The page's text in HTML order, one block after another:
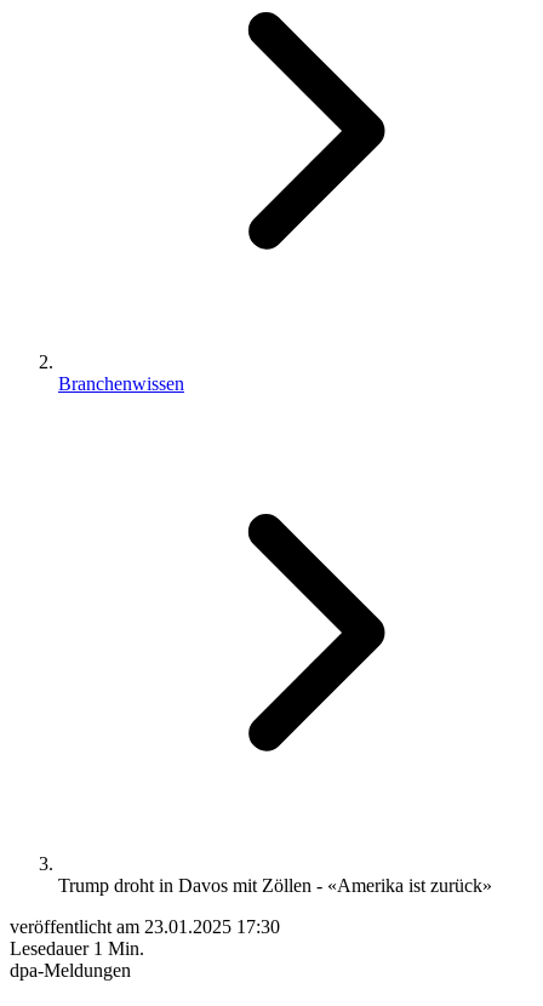
Branchenwissen
Trump droht in Davos mit Zöllen - «Amerika ist zurück»
veröffentlicht am 23.01.2025 17:30
Lesedauer 1 Min.
dpa-Meldungen